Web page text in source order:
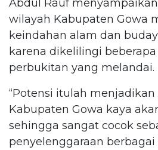
Abdul Rauf
wilayah Kabupaten Gowa
keindahan alam dan
karena dikelilingi
perbukitan yang melandai.
“Potensi itulah menjadikan
Kabupaten Gowa kaya
sehingga sangat cocok
penyelenggaraan